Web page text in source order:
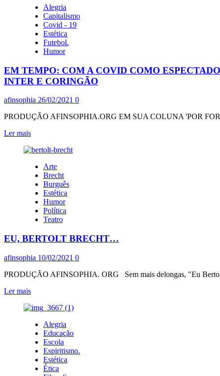
POEMINHAS
DE
BRECHT
ENQUANTO
DEVIR
14
AGOSTO
Alegria
Capitalismo
Covid - 19
Estética
Futebol.
Humor
EM TEMPO: COM A COVID COMO
INTER E CORINGÃO
afinsophia 26/02/2021 0
PRODUÇÃO AFINSOPHIA.ORG EM SUA COLUNA 'POR
Ler maisLeia
sobre
TEMPO:
COM
A
COVID
COMO
ESPECTADORA,
MENGÃO,
DIRIGENTE
PERDE,
É
COM
DO
CORINGÃO
Arte
Brecht
Burguês
Estética
Humor
Política
Teatro
EU, BERTOLT BRECHT…
afinsophia 10/02/2021 0
PRODUÇÃO AFINSOPHIA. ORG Sem mais delongas, "Eu
Ler maisLeia
sobre
BERTOLT
BRECHT…
Alegria
Educação
Escola
Espiritismo.
Estética
Ética